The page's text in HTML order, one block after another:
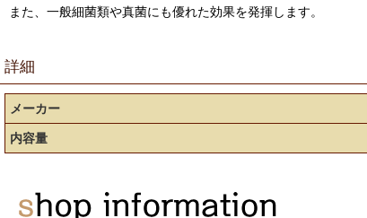
また、一般細菌類や真菌にも優れた効果を発揮します。
詳細
メーカー
内容量